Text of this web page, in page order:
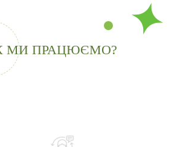
МИ ПРАЦЮЄМО?